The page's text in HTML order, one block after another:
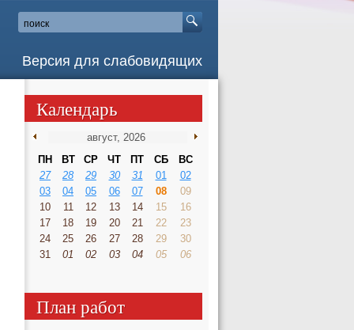
Версия для слабовидящих
Календарь
ПН ВТ СР ЧТ ПТ СБ
ВС
27
28 29 30 31 01
02
03
04 05 06 07 08
09
10
11 12 13 14 15
16
17
18 19 20 21 22
23
24
25 26 27 28 29
30
31
01 02 03 04 05 06
План работ